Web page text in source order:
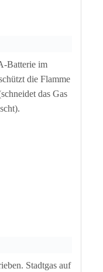
Batterie im
die Flamme
das Gas
Stadtgas auf